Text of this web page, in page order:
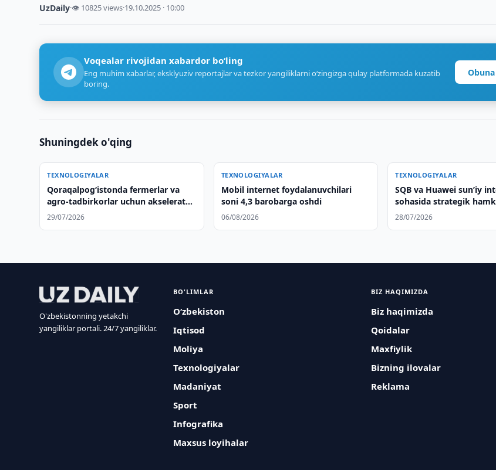
UzDaily·👁 10825 views·19.10.2025 · 10:00
Voqealar rivojidan xabardor bo‘ling
Eng muhim xabarlar, eksklyuziv reportajlar va tezkor yangiliklarni o‘zingizga qulay platformada kuzatib
boring.
Shuningdek o'qing
TEXNOLOGIYALAR
Qoraqalpog‘istonda fermerlar va
agro-tadbirkorlar uchun akselerator
dasturi ishga tushiriladi
29/07/2026
TEXNOLOGIYALAR
Mobil internet foydalanuvchilari
soni 4,3 barobarga oshdi
06/08/2026
TEXNOLOGIYALAR
SQB va Huawei sun’iy
sohasida strategik
kengaytiradi
28/07/2026
O'zbekistonning yetakchi
yangiliklar portali. 24/7 yangiliklar.
BO'LIMLAR
O‘zbekiston
Iqtisod
Moliya
Texnologiyalar
Madaniyat
Sport
Infografika
Maxsus loyihalar
BIZ HAQIMIZDA
Biz haqimizda
Qoidalar
Maxfiylik
Bizning ilovalar
Reklama